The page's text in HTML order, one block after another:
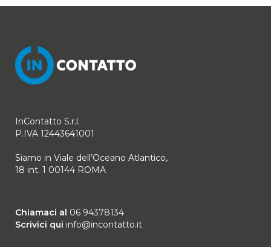
InContatto S.r.l.
P.IVA 12443641001
Siamo in Viale dell’Oceano Atlantico,
18 int. 1 00144 ROMA
Chiamaci al 06 94378134
Scrivici qui info@incontatto.it